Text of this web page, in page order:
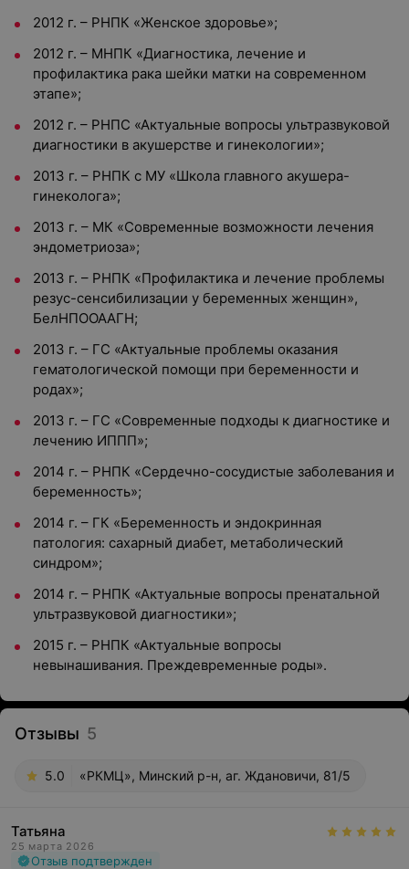
2012 г. – РНПК «Женское здоровье»;
2012 г. – МНПК «Диагностика, лечение и
профилактика рака шейки матки на современном
этапе»;
2012 г. – РНПС «Актуальные вопросы ультразвуковой
диагностики в акушерстве и гинекологии»;
2013 г. – РНПК с МУ «Школа главного акушера-
гинеколога»;
2013 г. – МК «Современные возможности лечения
эндометриоза»;
2013 г. – РНПК «Профилактика и лечение проблемы
резус-сенсибилизации у беременных женщин»,
БелНПООААГН;
2013 г. – ГС «Актуальные проблемы оказания
гематологической помощи при беременности и
родах»;
2013 г. – ГС «Современные подходы к диагностике и
лечению ИППП»;
2014 г. – РНПК «Сердечно-сосудистые заболевания и
беременность»;
2014 г. – ГК «Беременность и эндокринная
патология: сахарный диабет, метаболический
синдром»;
2014 г. – РНПК «Актуальные вопросы пренатальной
ультразвуковой диагностики»;
2015 г. – РНПК «Актуальные вопросы
невынашивания. Преждевременные роды».
Отзывы 5
5.0 «РКМЦ», Минский р-н, аг. Ждановичи, 81/5
Татьяна
25 марта 2026
Отзыв подтвержден